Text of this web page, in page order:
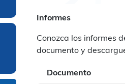
Informes
Conozca los informes
documento y
Documento